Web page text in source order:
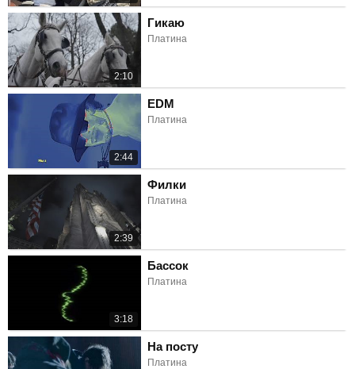
2:10
Гикаю
Платина
2:44
EDM
Платина
2:39
Филки
Платина
3:18
Бассок
Платина
На посту
Платина